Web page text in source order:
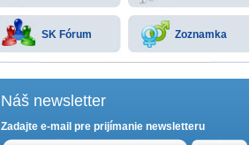
SK Fórum Zoznamka
Náš newsletter
Zadajte e-mail pre prijímanie newsletteru